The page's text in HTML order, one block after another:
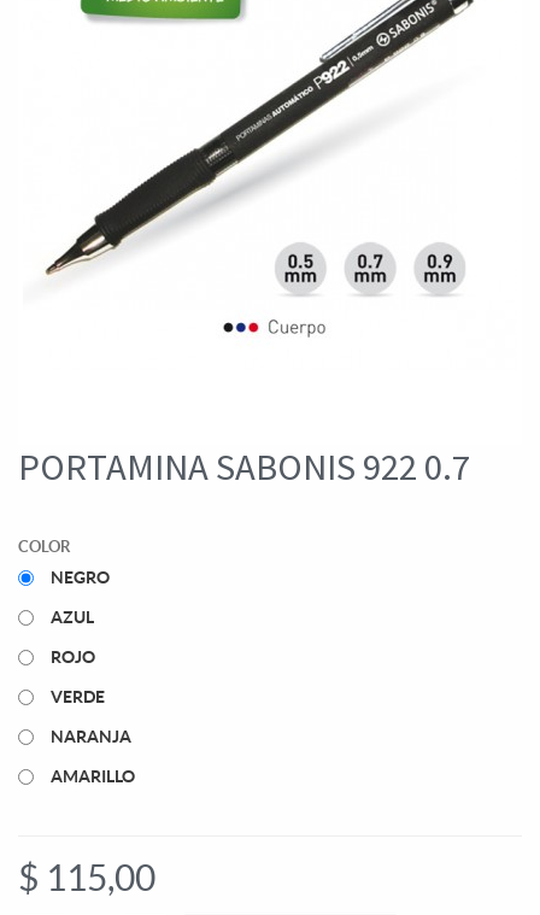
PORTAMINA SABONIS 922 0.7
COLOR
NEGRO
AZUL
ROJO
VERDE
NARANJA
AMARILLO
$ 115,00